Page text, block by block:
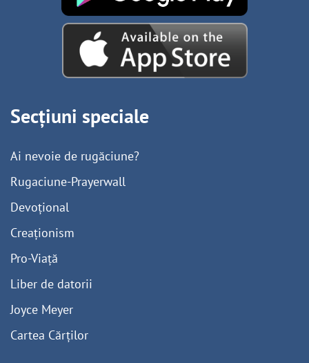
Secțiuni speciale
Ai nevoie de rugăciune?
Rugaciune-Prayerwall
Devoțional
Creaționism
Pro-Viață
Liber de datorii
Joyce Meyer
Cartea Cărților